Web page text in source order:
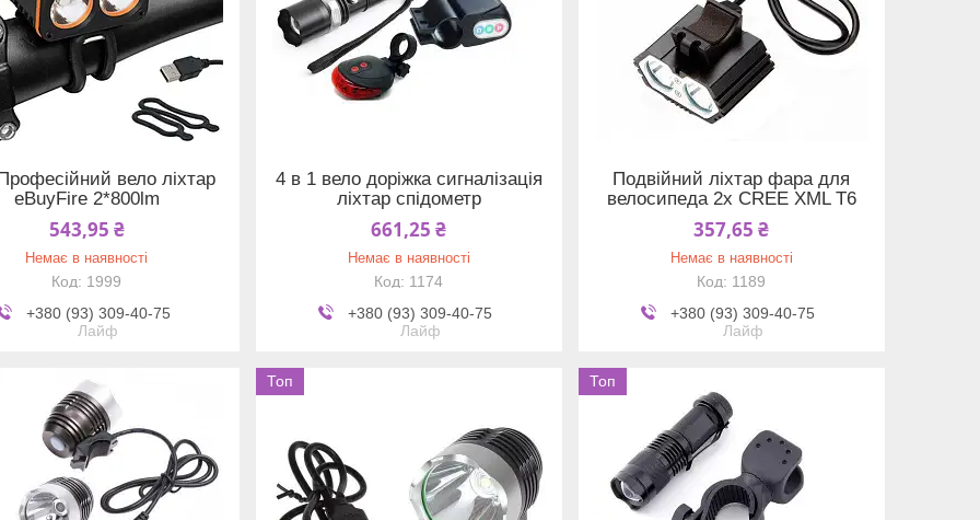
вело ліхтар
eBuyFire 2*800lm
543,95 ₴
Немає в наявності
1999
+380 (93) 309-40-75
Лайф
4 в 1 вело доріжка сигналізація
ліхтар спідометр
661,25 ₴
Немає в наявності
1174
+380 (93) 309-40-75
Лайф
Подвійний ліхтар фара для
велосипеда 2x CREE XML T6
357,65 ₴
Немає в наявності
1189
+380 (93) 309-40-75
Лайф
Топ Топ